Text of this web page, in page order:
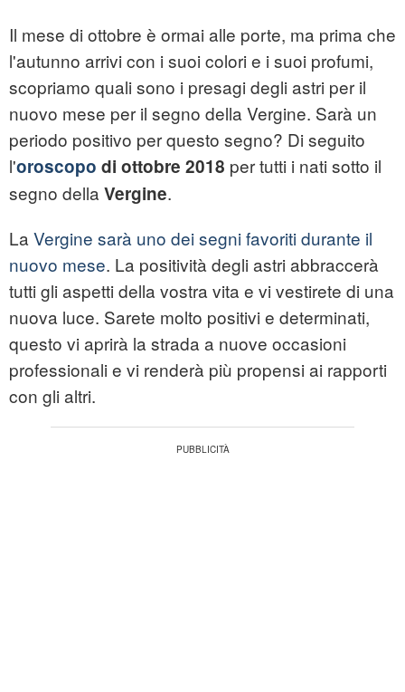
Il mese di ottobre è ormai alle porte, ma prima che
l'autunno arrivi con i suoi colori e i suoi profumi,
scopriamo quali sono i presagi degli astri per il
nuovo mese per il segno della Vergine. Sarà un
periodo positivo per questo segno? Di seguito
l'oroscopo di ottobre 2018 per tutti i nati sotto il
segno della Vergine.
La Vergine sarà uno dei segni favoriti durante il
nuovo mese. La positività degli astri abbraccerà
tutti gli aspetti della vostra vita e vi vestirete di una
nuova luce. Sarete molto positivi e determinati,
questo vi aprirà la strada a nuove occasioni
professionali e vi renderà più propensi ai rapporti
con gli altri.